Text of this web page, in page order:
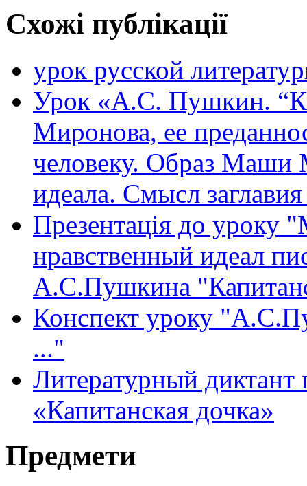
Схожі публікації
урок русской
Урок «А.С. Пушкин.
Миронова, ее
человеку. Образ Маши
идеала. Смысл
Презентація до
нравственный идеал
А.С.Пушкина
Конспект уроку
..."
Литературный
«Капитанская дочка»
Предмети